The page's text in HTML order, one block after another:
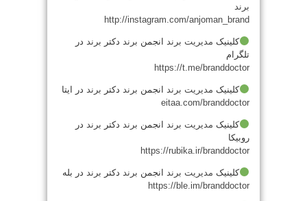
برند
http://instagram.com/anjoman_brand
کلینیک مدیریت برند انجمن برند دکتر برند در
تلگرام
https://t.me/branddoctor
کلینیک مدیریت برند انجمن برند دکتر برند در ایتا
eitaa.com/branddoctor
کلینیک مدیریت برند انجمن برند دکتر برند در
روبیکا
https://rubika.ir/branddoctor
کلینیک مدیریت برند انجمن برند دکتر برند در بله
https://ble.im/branddoctor